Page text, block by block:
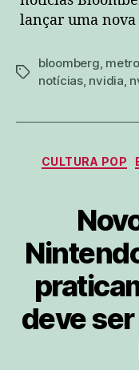
lançar uma
tags
bloomberg,
notícias, nvidia,
CULTURA POP
deve